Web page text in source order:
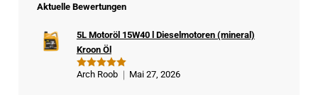
Aktuelle Bewertungen
Bewertet
5L Motoröl 15W40 l Dieselmotoren (mineral)
Kroon Öl
Arch Roob Mai 27, 2026